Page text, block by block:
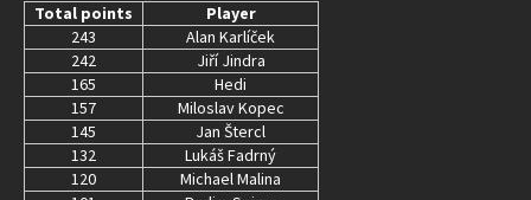
Total points
Player
243
Alan Karlíček
242
Jiří Jindra
165
Hedi
157
Miloslav Kopec
145
Jan Štercl
132
Lukáš Fadrný
120
Michael Malina